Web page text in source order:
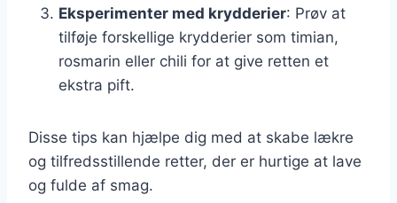
Eksperimenter med krydderier: Prøv at
tilføje forskellige krydderier som timian,
rosmarin eller chili for at give retten et
ekstra pift.
Disse tips kan hjælpe dig med at skabe lækre
og tilfredsstillende retter, der er hurtige at lave
og fulde af smag.